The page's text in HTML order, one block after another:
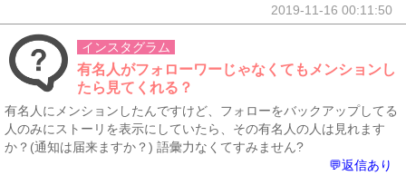
2019-11-16 00:11:50
インスタグラム
有名人がフォローワーじゃなくてもメンションし
たら見てくれる？
有名人にメンションしたんですけど、フォローをバックアップしてる
人のみにストーリを表示にしていたら、その有名人の人は見れます
か？(通知は届来ますか？) 語彙力なくてすみません?
💬返信あり